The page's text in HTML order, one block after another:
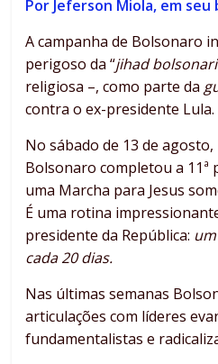
Por Jeferson Miola, em seu
A campanha de Bolsonaro
perigoso da “jihad
religiosa –, como parte da
contra o ex-presidente Lula.
No sábado de 13 de agosto,
Bolsonaro completou a 11ª
uma Marcha para Jesus
É uma rotina
presidente da República:
cada 20 dias.
Nas últimas semanas
articulações com líderes
fundamentalistas e